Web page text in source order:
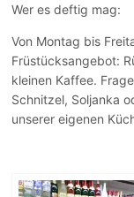
Wer es deftig mag:
Von Montag bis
Früstücksangebot:
kleinen Kaffee.
Schnitzel, Soljanka
unserer eigenen